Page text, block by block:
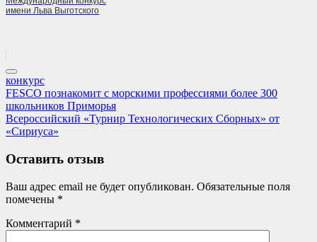
имени Льва Выготского
конкурс
Навигация
по
записям
Previous
Post:
FESCO познакомит с морскими профессиями более 300
школьников Приморья
Next
Post:
Всероссийский «Турнир Технологических Сборных» от
«Сириуса»
Оставить отзыв
Ваш адрес email не будет опубликован. Обязательные поля
помечены *
Комментарий *